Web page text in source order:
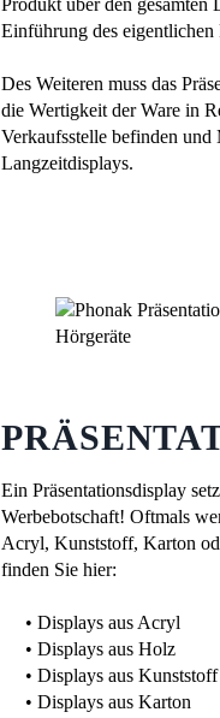
Produkt über den
Einführung des
Des Weiteren muss das
die Wertigkeit der Ware in
Verkaufsstelle befinden und
Langzeitdisplays.
Ein Präsentationsdisplay
Werbebotschaft! Oftmals
Acryl, Kunststoff, Karton
finden Sie hier:
• Displays aus Acryl
• Displays aus Holz
• Displays aus Kunststoff
• Displays aus Karton